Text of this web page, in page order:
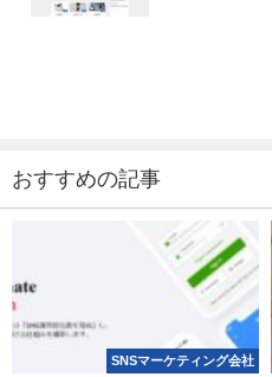
おすすめの記事
SNSマーケティング会社